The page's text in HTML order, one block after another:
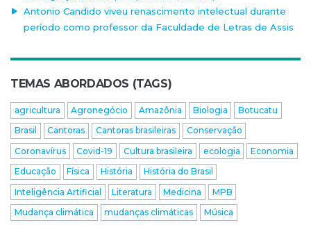
Antonio Candido viveu renascimento intelectual durante
período como professor da Faculdade de Letras de Assis
TEMAS ABORDADOS (TAGS)
agricultura Agronegócio Amazônia Biologia
Botucatu
Brasil
Cantoras Cantoras brasileiras
Conservação
Coronavírus
Covid-19 Cultura brasileira ecologia
Economia
Educação
Física História
História do Brasil
Inteligência Artificial
Literatura Medicina
MPB
Mudança climática
mudanças climáticas
Música